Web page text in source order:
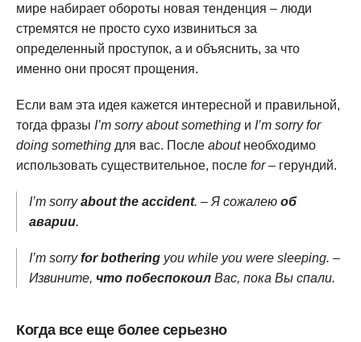
мире набирает обороты новая тенденция – люди
стремятся не просто сухо извиниться за
определенный проступок, а и объяснить, за что
именно они просят прощения.
Если вам эта идея кажется интересной и правильной,
тогда фразы I’m sorry about something и I’m sorry for
doing something для вас. После aboutнеобходимо
использовать существительное, после for– герундий.
I’m sorryabout the accident. – Я сожалею об
аварии.
I’m sorryfor bothering you while you were sleeping. –
Извините, что побеспокоил Вас, пока Вы спали.
Когда все еще более серьезно